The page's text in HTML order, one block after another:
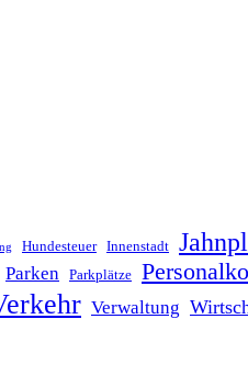
Hundesteuer Innenstadt
Parken Parkplätze
Verwaltung